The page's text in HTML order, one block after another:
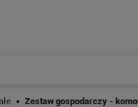
Zestaw gospodarczy -